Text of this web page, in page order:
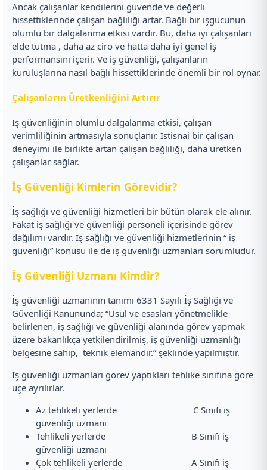
Ancak çalışanlar kendilerini güvende ve değerli
hissettiklerinde çalışan bağlılığı artar. Bağlı bir işgücünün
olumlu bir dalgalanma etkisi vardır. Bu, daha iyi çalışanları
elde tutma , daha az ciro ve hatta daha iyi genel iş
performansını içerir. Ve iş güvenliği, çalışanların
kuruluşlarına nasıl bağlı hissettiklerinde önemli bir rol oynar.
Çalışanların Üretkenliğini Artırır
İş güvenliğinin olumlu dalgalanma etkisi, çalışan
verimliliğinin artmasıyla sonuçlanır. İstisnai bir çalışan
deneyimi ile birlikte artan çalışan bağlılığı, daha üretken
çalışanlar sağlar.
İş Güvenliği Kimlerin Görevidir?
İş sağlığı ve güvenliği hizmetleri bir bütün olarak ele alınır.
Fakat iş sağlığı ve güvenliği personeli içerisinde görev
dağılımı vardır. İş sağlığı ve güvenliği hizmetlerinin “ iş
güvenliği” konusu ile de iş güvenliği uzmanları sorumludur.
İş Güvenliği Uzmanı Kimdir?
İş güvenliği uzmanının tanımı 6331 Sayılı İş Sağlığı ve
Güvenliği Kanununda; “Usul ve esasları yönetmelikle
belirlenen, iş sağlığı ve güvenliği alanında görev yapmak
üzere bakanlıkça yetkilendirilmiş, iş güvenliği uzmanlığı
belgesine sahip, teknik elemandır.” şeklinde yapılmıştır.
İş güvenliği uzmanları görev yaptıkları tehlike sınıfına göre
üçe ayrılırlar.
Az tehlikeli yerlerde C Sınıfı iş
güvenliği uzmanı
Tehlikeli yerlerde B Sınıfı iş
güvenliği uzmanı
Çok tehlikeli yerlerde A Sınıfı iş